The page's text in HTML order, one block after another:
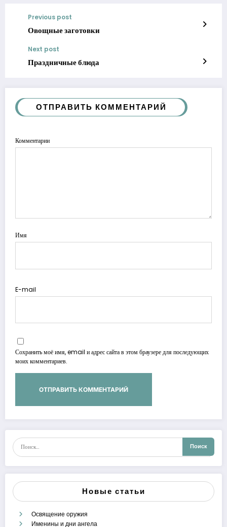
Previous post
Овощные заготовки
Next post
Праздничные блюда
ОТПРАВИТЬ КОММЕНТАРИЙ
Комментарии
Имя
E-mail
Сохранить моё имя, email и адрес сайта в этом браузере для последующих
моих комментариев.
Новые статьи
Освящение оружия
Именины и дни ангела